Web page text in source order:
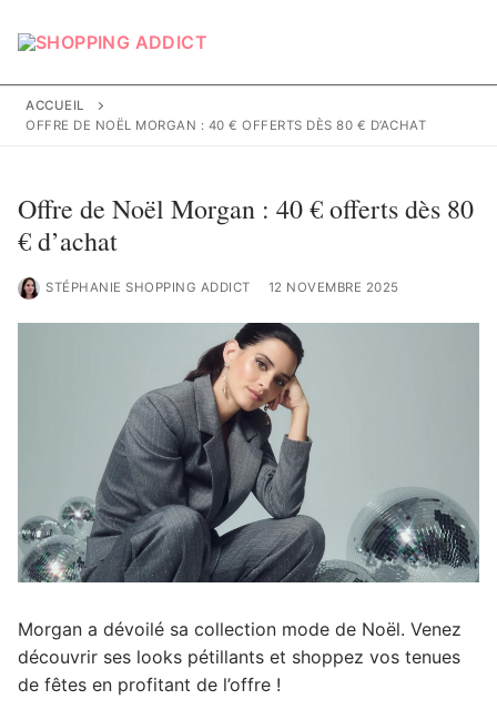
au
ACCUEIL
OFFRE DE NOËL MORGAN : 40 € OFFERTS DÈS 80 € D’ACHAT
Offre de Noël Morgan : 40 € offerts dès 80
€ d’achat
STÉPHANIE SHOPPING ADDICT 12 NOVEMBRE 2025
Morgan a dévoilé sa collection mode de Noël. Venez
découvrir ses looks pétillants et shoppez vos tenues
de fêtes en profitant de l’offre !